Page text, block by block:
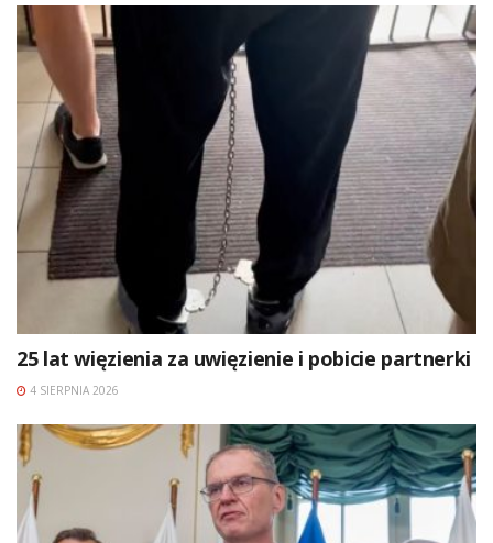
25 lat więzienia za uwięzienie i pobicie partnerki
4 SIERPNIA 2026